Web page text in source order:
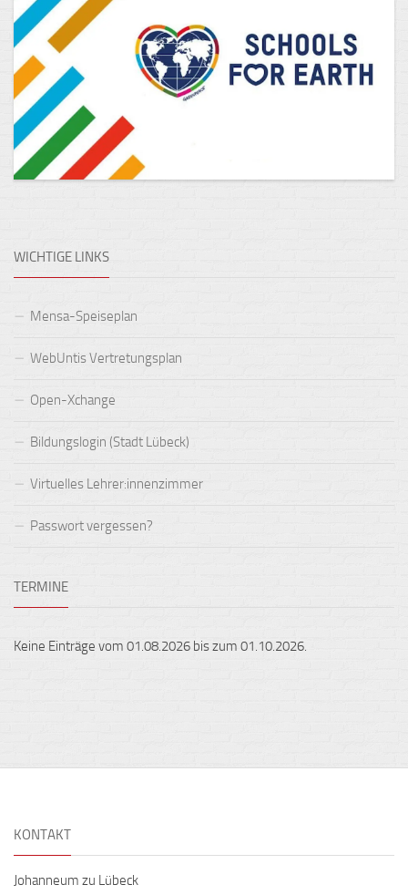
WICHTIGE LINKS
Mensa-Speiseplan
WebUntis Vertretungsplan
Open-Xchange
Bildungslogin (Stadt Lübeck)
Virtuelles Lehrer:innenzimmer
Passwort vergessen?
TERMINE
Keine Einträge vom 01.08.2026 bis zum 01.10.2026.
KONTAKT
Johanneum zu Lübeck